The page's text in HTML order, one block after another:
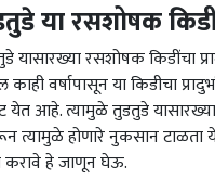
या रसशोषक
यासारख्या रसशोषक किडींचा
वर्षापासून या किडीचा
येत आहे. त्यामुळे तुडतुडे
त्यामुळे होणारे नुकसान
करावे हे जाणून घेऊ.